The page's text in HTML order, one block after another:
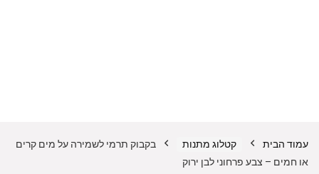
עמוד הבית קטלוג מתנות
בקבוק תרמי לשמירה על מים קרים
או חמים – צבע פרחוני לבן ירוק